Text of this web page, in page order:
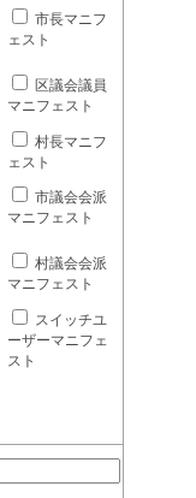
市長マニフ
ェスト
区議会議員
マニフェスト
村長マニフ
ェスト
市議会会派
マニフェスト
村議会会派
マニフェスト
スイッチユ
ーザーマニフェ
スト